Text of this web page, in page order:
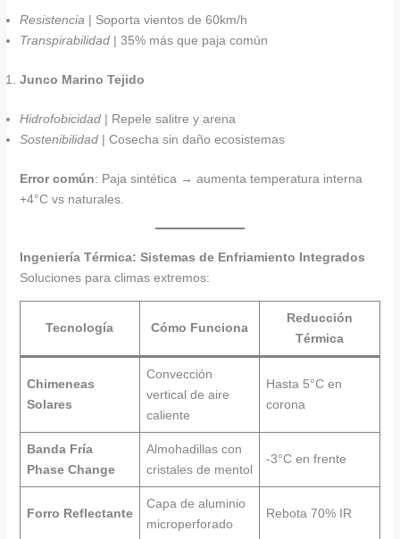
Resistencia | Soporta vientos de 60km/h
Transpirabilidad| 35% más que paja común
Junco Marino Tejido
Hidrofobicidad| Repele salitre y arena
Sostenibilidad| Cosecha sin daño ecosistemas
Error común: Paja sintética → aumenta temperatura interna
+4°C vs naturales.
Ingeniería Térmica: Sistemas de Enfriamiento Integrados
Soluciones para climas extremos:
Tecnología Cómo Funciona
Reducción
Térmica
Chimeneas
Solares
Convección
vertical de aire
caliente
Hasta 5°C en
corona
Banda Fría
Phase Change
Almohadillas con
cristales de mentol
-3°C en frente
Forro Reflectante
Capa de aluminio
microperforado
Rebota 70% IR